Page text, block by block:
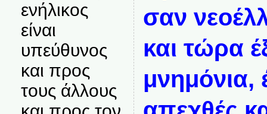
ενήλικος
είναι
υπεύθυνος
και προς
τους άλλους
σαν
και τώρα
μνημόνια,